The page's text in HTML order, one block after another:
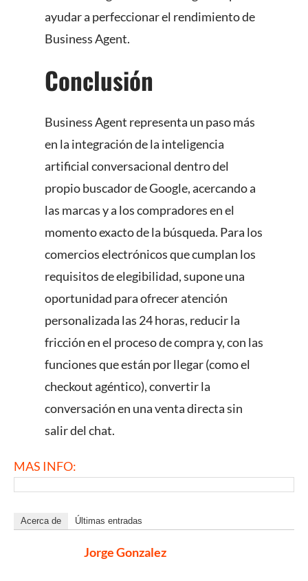
ayudar a perfeccionar el rendimiento de
Business Agent.
Conclusión
Business Agent representa un paso más
en la integración de la inteligencia
artificial conversacional dentro del
propio buscador de Google, acercando a
las marcas y a los compradores en el
momento exacto de la búsqueda. Para los
comercios electrónicos que cumplan los
requisitos de elegibilidad, supone una
oportunidad para ofrecer atención
personalizada las 24 horas, reducir la
fricción en el proceso de compra y, con las
funciones que están por llegar (como el
checkout agéntico), convertir la
conversación en una venta directa sin
salir del chat.
MAS INFO:
Acerca de Últimas entradas
Jorge Gonzalez